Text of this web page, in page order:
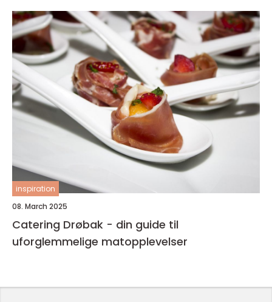
inspiration
08. March 2025
Catering Drøbak - din guide til
uforglemmelige matopplevelser